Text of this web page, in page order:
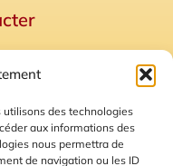
des technologies
aux informations des
nous permettra de
de navigation ou les ID
Plan du site